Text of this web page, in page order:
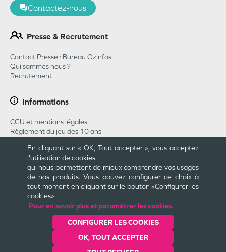
En cliquant sur « OK, Tout accepter », vous acceptez
l'utilisation de cookies
qui nous permettent de mieux comprendre vos usages
de nos produits. Vous pouvez configurer ce choix à
tout moment en cliquant sur le bouton «Configurer les
cookies».
Pour en savoir plus et paramétrer les cookies.
CONFIGURER LES COOKIES
OK, TOUT ACCEPTER
Contactez-nous
Presse & Recrutement
Contact Presse : Bureau Ozinfos
Qui sommes nous ?
Recrutement
Informations
CGU et mentions légales
Règlement du jeu des 10 ans
CGU Carte Cadeau
Plan du site
Cookies et confidentialité
Engagements
Dernière mise à jour le
© Valwin